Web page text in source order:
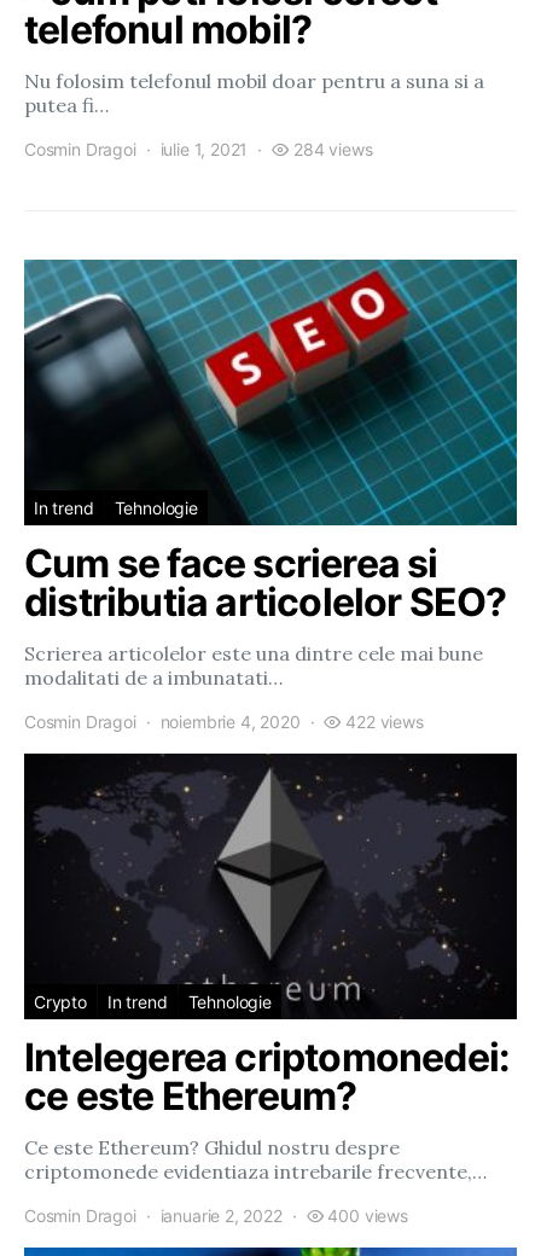
telefonul mobil?
Nu folosim telefonul mobil doar pentru a suna si a
putea fi…
Cosmin Dragoi iulie 1, 2021 284 views
In trend Tehnologie
Cum se face scrierea si
distributia articolelor SEO?
Scrierea articolelor este una dintre cele mai bune
modalitati de a imbunatati…
Cosmin Dragoi noiembrie 4, 2020 422 views
Crypto In trend Tehnologie
Intelegerea criptomonedei:
ce este Ethereum?
Ce este Ethereum? Ghidul nostru despre
criptomonede evidentiaza intrebarile frecvente,…
Cosmin Dragoi ianuarie 2, 2022 400 views